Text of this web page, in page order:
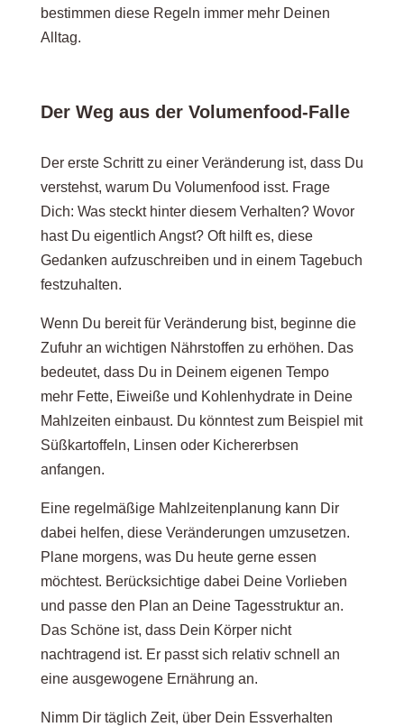
bestimmen diese Regeln immer mehr Deinen
Alltag.
Der Weg aus der Volumenfood-Falle
Der erste Schritt zu einer Veränderung ist, dass Du
verstehst, warum Du Volumenfood isst. Frage
Dich: Was steckt hinter diesem Verhalten? Wovor
hast Du eigentlich Angst? Oft hilft es, diese
Gedanken aufzuschreiben und in einem Tagebuch
festzuhalten.
Wenn Du bereit für Veränderung bist, beginne die
Zufuhr an wichtigen Nährstoffen zu erhöhen. Das
bedeutet, dass Du in Deinem eigenen Tempo
mehr Fette, Eiweiße und Kohlenhydrate in Deine
Mahlzeiten einbaust. Du könntest zum Beispiel mit
Süßkartoffeln, Linsen oder Kichererbsen
anfangen.
Eine regelmäßige Mahlzeitenplanung kann Dir
dabei helfen, diese Veränderungen umzusetzen.
Plane morgens, was Du heute gerne essen
möchtest. Berücksichtige dabei Deine Vorlieben
und passe den Plan an Deine Tagesstruktur an.
Das Schöne ist, dass Dein Körper nicht
nachtragend ist. Er passt sich relativ schnell an
eine ausgewogene Ernährung an.
Nimm Dir täglich Zeit, über Dein Essverhalten